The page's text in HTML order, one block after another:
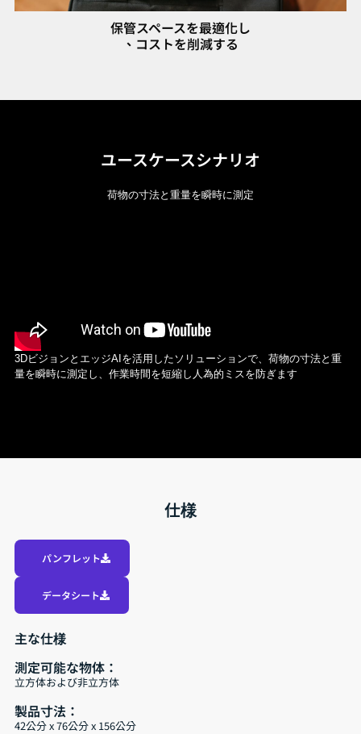
保管スペースを最適化し
、コストを削減する
ユースケースシナリオ
荷物の寸法と重量を瞬時に測定
3DビジョンとエッジAIを活用したソリューションで、荷物の寸法と重
量を瞬時に測定し、作業時間を短縮し人為的ミスを防ぎます
仕様
パンフレット
データシート
主な仕様
測定可能な物体：
立方体および非立方体
製品寸法：
42公分 x 76公分 x 156公分